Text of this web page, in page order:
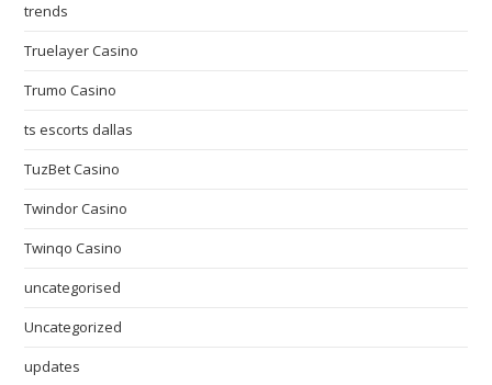
trends
Truelayer Casino
Trumo Casino
ts escorts dallas
TuzBet Casino
Twindor Casino
Twinqo Casino
uncategorised
Uncategorized
updates